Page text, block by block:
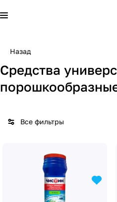
Назад
Средства
Все фильтры